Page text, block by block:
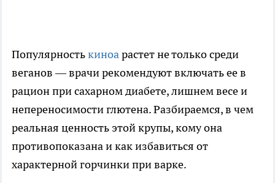
Популярностькиноарастет не только среди
веганов — врачи рекомендуют включать ее в
рацион при сахарном диабете, лишнем весе и
непереносимости глютена. Разбираемся, в чем
реальная ценность этой крупы, кому она
противопоказана и как избавиться от
характерной горчинки при варке.